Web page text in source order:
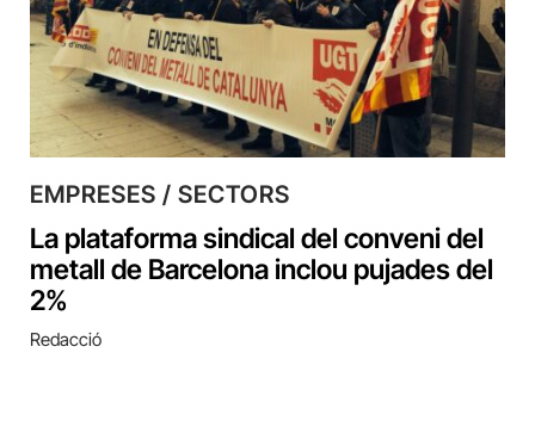
EMPRESES / SECTORS
La plataforma sindical del conveni del
metall de Barcelona inclou pujades del
2%
Redacció